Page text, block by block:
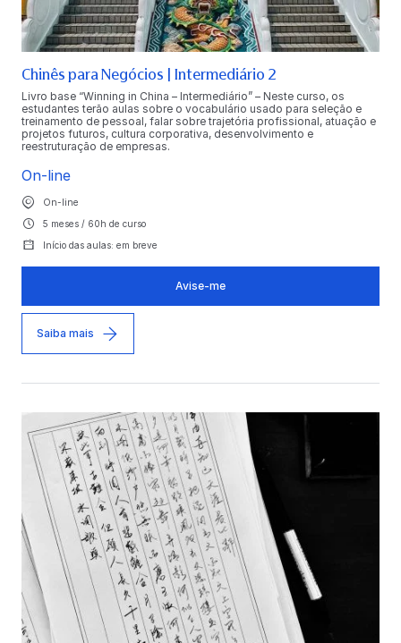
Chinês para Negócios | Intermediário 2
Livro base “Winning in China – Intermediário” – Neste curso, os
estudantes terão aulas sobre o vocabulário usado para seleção e
treinamento de pessoal, falar sobre trajetória profissional, atuação e
projetos futuros, cultura corporativa, desenvolvimento e
reestruturação de empresas.
On-line
On-line
5 meses / 60h de curso
Início das aulas: em breve
Avise-me
Saiba mais